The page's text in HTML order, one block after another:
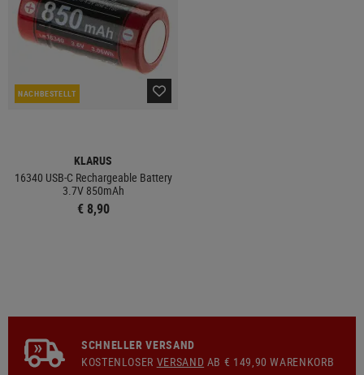
NACHBESTELLT
KLARUS
16340 USB-C Rechargeable Battery
3.7V 850mAh
€ 8,90
SCHNELLER VERSAND
KOSTENLOSER VERSAND AB € 149,90 WARENKORB